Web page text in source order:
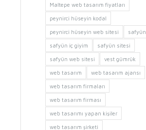
Maltepe web tasarım fiyatları
peynirci hüseyin kodal
peynirci hüseyin web sitesi safyün
safyün iç giyim safyün sitesi
safyün web sitesi vest gümrük
web tasarım web tasarım ajansı
web tasarım firmaları
web tasarım firması
web tasarımı yapan kişiler
web tasarım şirketi